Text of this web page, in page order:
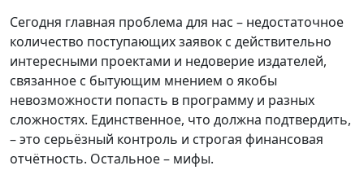
Сегодня главная проблема для нас – недостаточное
количество поступающих заявок с действительно
интересными проектами и недоверие издателей,
связанное с бытующим мнением о якобы
невозможности попасть в программу и разных
сложностях. Единственное, что должна подтвердить,
– это серьёзный контроль и строгая финансовая
отчётность. Остальное – мифы.